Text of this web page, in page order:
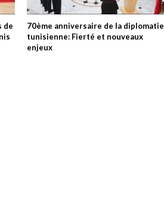
de
70ème anniversaire de la diplomatie
tunisienne: Fierté et nouveaux
enjeux